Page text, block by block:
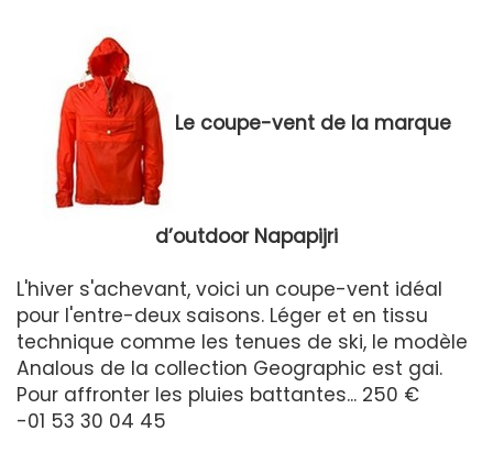
Le coupe-vent de la marque
d’outdoor Napapijri
L'hiver s'achevant, voici un coupe-vent idéal
pour l'entre-deux saisons. Léger et en tissu
technique comme les tenues de ski, le modèle
Analous de la collection Geographic est gai.
Pour affronter les pluies battantes... 250 €
-01 53 30 04 45